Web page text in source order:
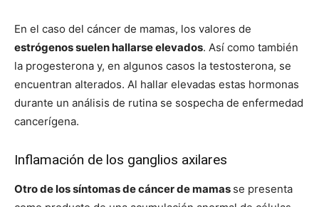
En el caso del cáncer de mamas, los valores de
estrógenos suelen hallarse elevados. Así como también
la progesterona y, en algunos casos la testosterona, se
encuentran alterados. Al hallar elevadas estas hormonas
durante un análisis de rutina se sospecha de enfermedad
cancerígena.
Inflamación de los ganglios axilares
Otro de los síntomas de cáncer de mamas se presenta